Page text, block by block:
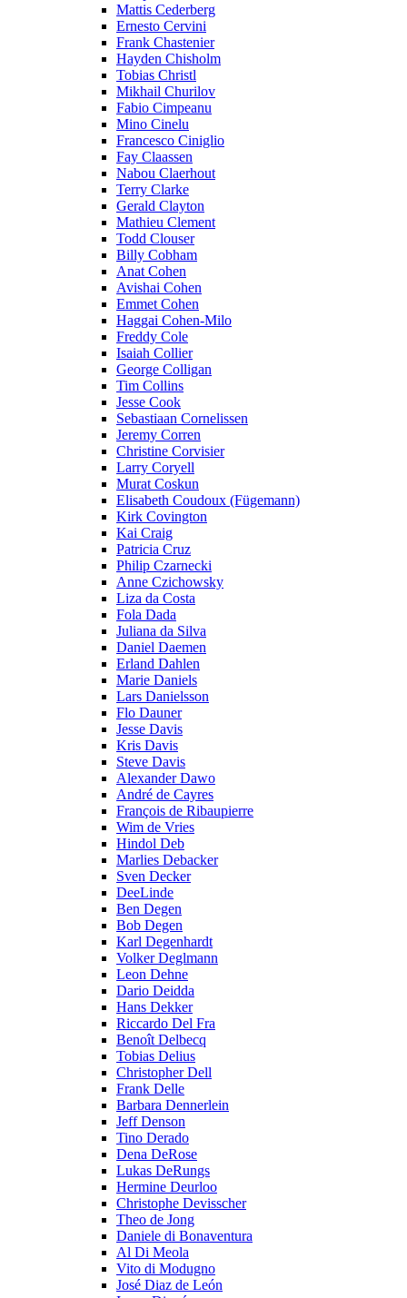
Mattis Cederberg
Ernesto Cervini
Frank Chastenier
Hayden Chisholm
Tobias Christl
Mikhail Churilov
Fabio Cimpeanu
Mino Cinelu
Francesco Ciniglio
Fay Claassen
Nabou Claerhout
Terry Clarke
Gerald Clayton
Mathieu Clement
Todd Clouser
Billy Cobham
Anat Cohen
Avishai Cohen
Emmet Cohen
Haggai Cohen-Milo
Freddy Cole
Isaiah Collier
George Colligan
Tim Collins
Jesse Cook
Sebastiaan Cornelissen
Jeremy Corren
Christine Corvisier
Larry Coryell
Murat Coskun
Elisabeth Coudoux (Fügemann)
Kirk Covington
Kai Craig
Patricia Cruz
Philip Czarnecki
Anne Czichowsky
Liza da Costa
Fola Dada
Juliana da Silva
Daniel Daemen
Erland Dahlen
Marie Daniels
Lars Danielsson
Flo Dauner
Jesse Davis
Kris Davis
Steve Davis
Alexander Dawo
André de Cayres
François de Ribaupierre
Wim de Vries
Hindol Deb
Marlies Debacker
Sven Decker
DeeLinde
Ben Degen
Bob Degen
Karl Degenhardt
Volker Deglmann
Leon Dehne
Dario Deidda
Hans Dekker
Riccardo Del Fra
Benoît Delbecq
Tobias Delius
Christopher Dell
Frank Delle
Barbara Dennerlein
Jeff Denson
Tino Derado
Dena DeRose
Lukas DeRungs
Hermine Deurloo
Christophe Devisscher
Theo de Jong
Daniele di Bonaventura
Al Di Meola
Vito di Modugno
José Diaz de León